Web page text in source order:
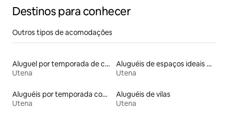
Destinos para conhecer
Outros tipos de acomodações
Aluguel por temporada de casas de hóspedes
Utena
Aluguéis de espaços ideais para famílias
Utena
Aluguéis por temporada com banheira de hidromassagem
Utena
Aluguéis de vilas
Utena